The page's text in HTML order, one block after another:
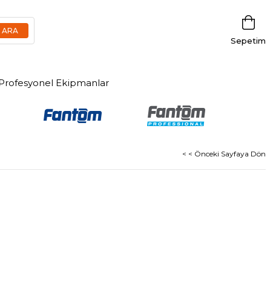
Sepetim
Ekipmanlar
< < Önceki Sayfaya Dön